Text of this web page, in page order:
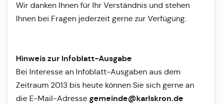
Wir danken Ihnen für Ihr Verständnis und stehen
Ihnen bei Fragen jederzeit gerne zur Verfügung.
Hinweis zur Infoblatt-Ausgabe
Bei Interesse an Infoblatt-Ausgaben aus dem
Zeitraum 2013 bis heute können Sie sich gerne an
die E-Mail-Adresse gemeinde@karlskron.de